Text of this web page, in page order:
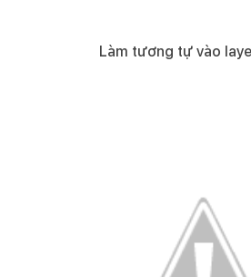
Làm tương tự vào